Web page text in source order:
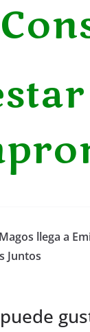
llega a
Juntos